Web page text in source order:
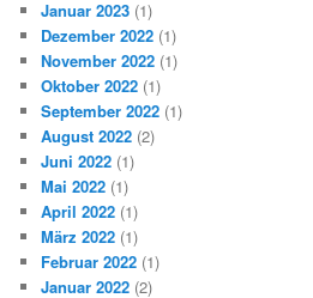
Januar 2023 (1)
Dezember 2022 (1)
November 2022 (1)
Oktober 2022 (1)
September 2022 (1)
August 2022 (2)
Juni 2022 (1)
Mai 2022 (1)
April 2022 (1)
März 2022 (1)
Februar 2022 (1)
Januar 2022 (2)